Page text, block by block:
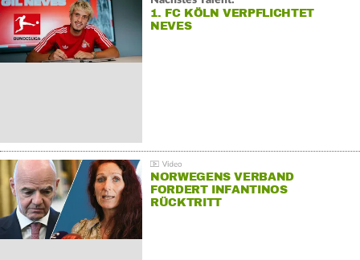
1. FC KÖLN VERPFLICHTET
NEVES
NORWEGENS VERBAND
FORDERT INFANTINOS
RÜCKTRITT